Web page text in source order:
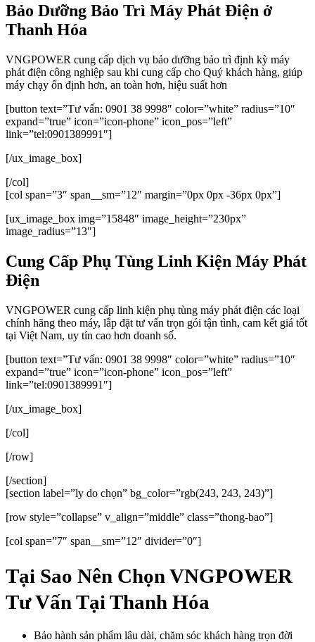
Bảo Dưỡng Bảo Trì Máy Phát Điện ở
Thanh Hóa
VNGPOWER cung cấp dịch vụ bảo dưỡng bảo trì định kỳ máy
phát điện công nghiệp sau khi cung cấp cho Quý khách hàng, giúp
máy chạy ổn định hơn, an toàn hơn, hiệu suất hơn
[button text=”Tư vấn: 0901 38 9998″ color=”white” radius=”10″
expand=”true” icon=”icon-phone” icon_pos=”left”
link=”tel:0901389991″]
[/ux_image_box]
[/col]
[col span=”3″ span__sm=”12″ margin=”0px 0px -36px 0px”]
[ux_image_box img=”15848″ image_height=”230px”
image_radius=”13″]
Cung Cấp Phụ Tùng Linh Kiện Máy Phát
Điện
VNGPOWER cung cấp linh kiện phụ tùng máy phát điện các loại
chính hãng theo máy, lắp đặt tư vấn trọn gói tận tình, cam kết giá tốt
tại Việt Nam, uy tín cao hơn doanh số.
[button text=”Tư vấn: 0901 38 9998″ color=”white” radius=”10″
expand=”true” icon=”icon-phone” icon_pos=”left”
link=”tel:0901389991″]
[/ux_image_box]
[/col]
[/row]
[/section]
[section label=”ly do chọn” bg_color=”rgb(243, 243, 243)”]
[row style=”collapse” v_align=”middle” class=”thong-bao”]
[col span=”7″ span__sm=”12″ divider=”0″]
Tại Sao Nên Chọn VNGPOWER
Tư Vấn Tại Thanh Hóa
Bảo hành sản phẩm lâu dài, chăm sóc khách hàng trọn đời